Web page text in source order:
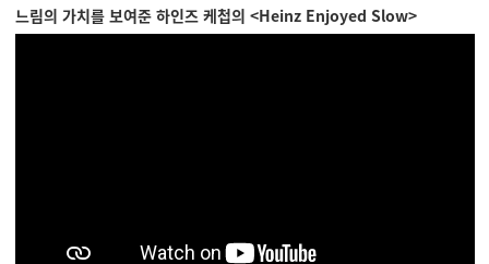
느림의 가치를 보여준 하인즈 케첩의 <Heinz Enjoyed Slow>